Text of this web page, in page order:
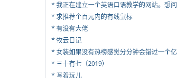
* 求推荐个百元内的有线鼠标
* 有没有大佬
* 牧云日记
* 女装如果没有热榜感觉分分钟会错过一个亿
* 三十有七（2019）
* 写着玩儿